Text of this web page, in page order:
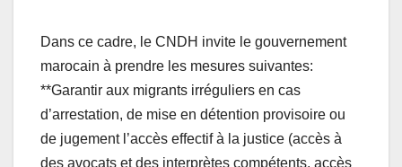
Dans ce cadre, le CNDH invite le gouvernement
marocain à prendre les mesures suivantes:
**Garantir aux migrants irréguliers en cas
d’arrestation, de mise en détention provisoire ou
de jugement l’accès effectif à la justice (accès à
des avocats et des interprètes compétents, accès